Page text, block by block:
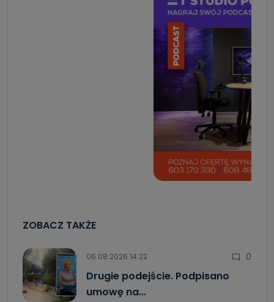
ZOBACZ TAKŻE
06.08.2026 14:22 0
Drugie podejście. Podpisano
umowę na…